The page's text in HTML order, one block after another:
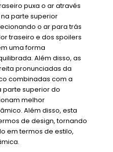
puxa o ar através
parte superior
o ar para trás
traseiro e dos spoilers
uma forma
Além disso, as
pronunciadas da
combinadas com a
superior do
melhor
Além disso, esta
de design, tornando
em termos de estilo,